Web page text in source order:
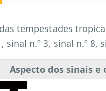
tempestades
n.º 3, sinal n.º 8,
Aspecto dos sinais